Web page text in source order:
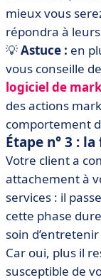
mieux vous
répondra à
💡Astuce : en
vous conseille
logiciel de
des actions
comportement
Étape n° 3 :
Votre client a
attachement à
services : il
cette phase
soin d’entretenir
Car oui, plus il
susceptible de